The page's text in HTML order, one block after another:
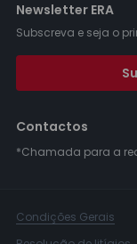
Newsletter ERA
Subscreva e seja o
Contactos
*Chamada para a
Condições Gerais